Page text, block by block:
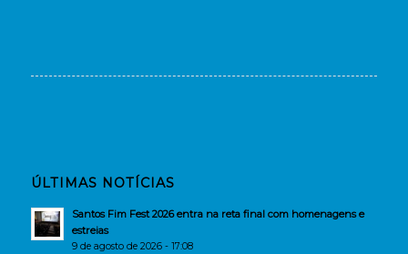
ÚLTIMAS NOTÍCIAS
Santos Fim Fest 2026 entra na reta final com homenagens e
estreias
9 de agosto de 2026 - 17:08